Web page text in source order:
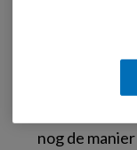
en
en zijn
werkers. Ik
nog de